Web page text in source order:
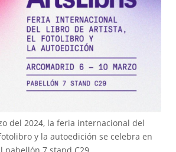
del 2024, la feria internacional del
y la autoedición se celebra en